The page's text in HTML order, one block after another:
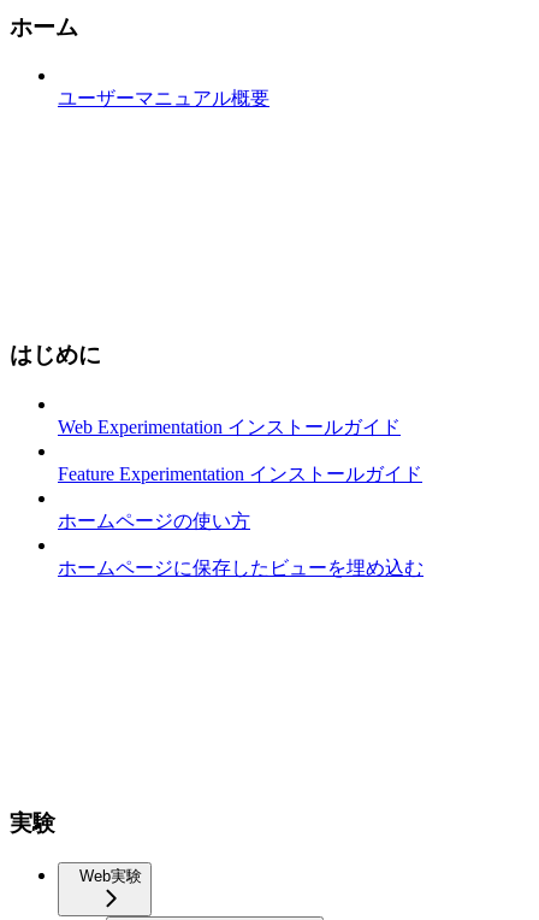
ホーム
ユーザーマニュアル概要
はじめに
Web Experimentation インストールガイド
Feature Experimentation インストールガイド
ホームページの使い方
ホームページに保存したビューを埋め込む
実験
Web実験